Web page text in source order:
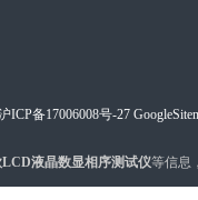
ICP备17006008号-27
LCD液晶数显相序测试仪等信息